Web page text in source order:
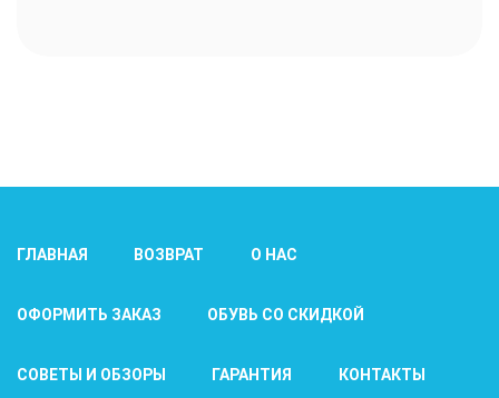
ГЛАВНАЯ ВОЗВРАТ О НАС
ОФОРМИТЬ ЗАКАЗ ОБУВЬ СО СКИДКОЙ
СОВЕТЫ И ОБЗОРЫ ГАРАНТИЯ КОНТАКТЫ